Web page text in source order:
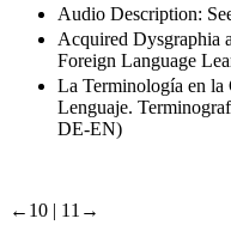
Audio Description:
Acquired Dysgraphia
Foreign Language
La Terminología en la
Lenguaje.
DE-EN)
←10 | 11→